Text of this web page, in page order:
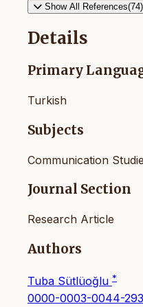
Show All References(74)
Details
Primary
Turkish
Subjects
Communication
Journal Section
Research Article
Authors
Tuba Sütlüoğlu *
0000-0003-0044-